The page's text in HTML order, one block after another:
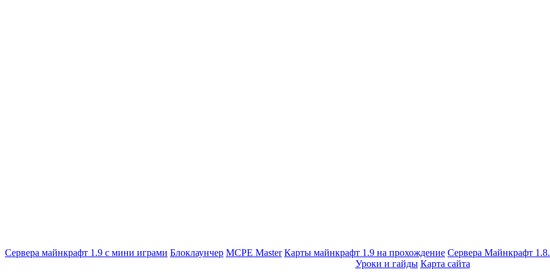
Сервера майнкрафт 1.9 с мини играми Блоклаунчер MCPE Master Карты майнкрафт 1.9 на прохождение Сервера Майнкрафт
Уроки и гайды Карта сайта